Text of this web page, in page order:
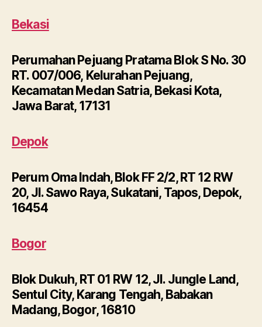
Bekasi
Perumahan Pejuang Pratama Blok S No. 30
RT. 007/006, Kelurahan Pejuang,
Kecamatan Medan Satria, Bekasi Kota,
Jawa Barat, 17131
Depok
Perum Oma Indah, Blok FF 2/2, RT 12 RW
20, Jl. Sawo Raya, Sukatani, Tapos, Depok,
16454
Bogor
Blok Dukuh, RT 01 RW 12, Jl. Jungle Land,
Sentul City, Karang Tengah, Babakan
Madang, Bogor, 16810